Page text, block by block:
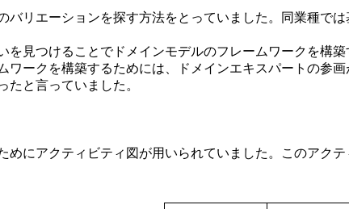
バリエーションを探す方法をとっていました。同業種で
見つけることでドメインモデルのフレームワークを構築
ークを構築するためには、ドメインエキスパートの参
と言っていました。
にアクティビティ図が用いられていました。このアク